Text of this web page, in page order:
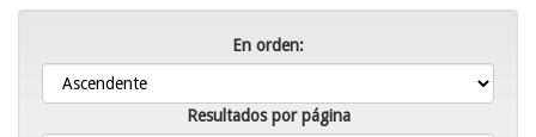
En orden:
Resultados por página